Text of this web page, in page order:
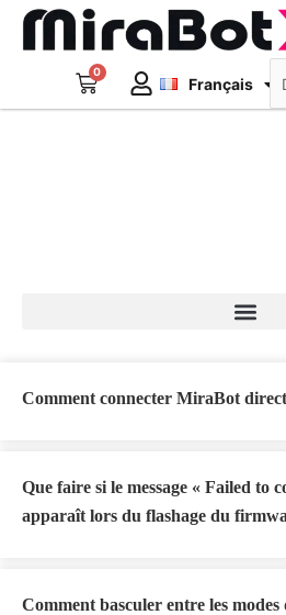
Aller
0
Panier Français
Deutsch
日本語
Comment connecter MiraBot
Que faire si le message « Failed to
apparaît lors du flashage du
Comment basculer entre les